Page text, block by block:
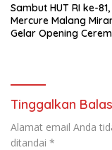
Sambut HUT RI ke-
Mercure Malang
Gelar Opening
Tinggalkan
Alamat email Anda
ditandai *